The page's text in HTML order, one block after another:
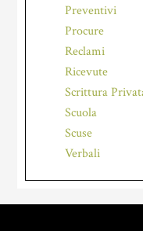
Preventivi
Procure
Reclami
Ricevute
Scrittura
Scuola
Scuse
Verbali